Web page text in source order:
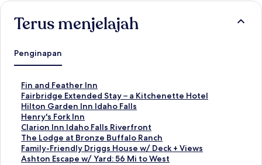
Terus menjelajah
Penginapan
Fin and Feather Inn
T
a
u
t
a
n
S
t
Fairbridge Extended Stay – a Kitchenette Hotel
T
a
u
t
a
n
S
Hilton Garden Inn Idaho Falls
T
a
u
t
a
n
Henry's Fork Inn
T
a
u
t
a
Clarion Inn Idaho Falls Riverfront
T
a
u
t
The Lodge at Bronze Buffalo Ranch
T
a
u
Family-Friendly Driggs House w/ Deck + Views
T
a
Ashton Escape w/ Yard: 56 Mi to West
T